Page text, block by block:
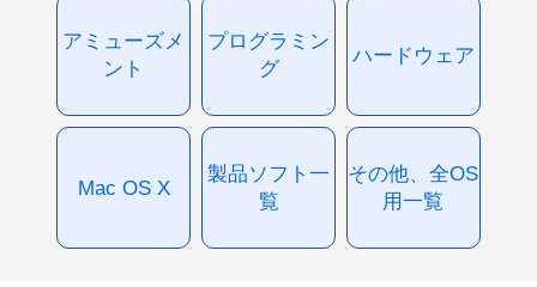
アミューズメ
ント
プログラミン
グ
ハードウェア
Mac OS X
製品ソフト一
覧
その他、全OS
用一覧